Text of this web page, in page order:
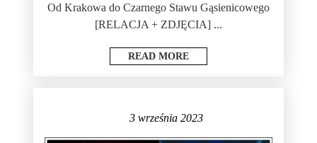
Od Krakowa do Czarnego Stawu Gąsienicowego
[RELACJA + ZDJĘCIA] ...
READ MORE
3 września 2023